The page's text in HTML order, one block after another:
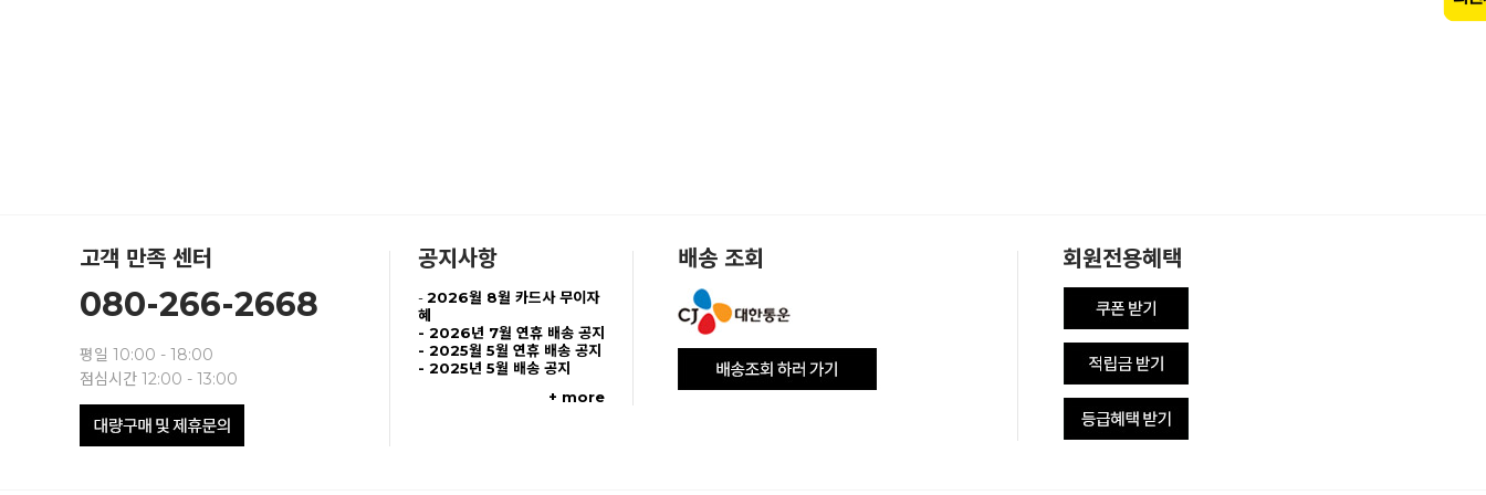
고객 만족 센터
080-266-2668
평일 10:00 - 18:00
점심시간 12:00 - 13:00
공지사항
-2026월 8월 카드사 무이자
혜
- 2026년 7월 연휴 배송 공지
- 2025월 5월 연휴 배송 공지
- 2025년 5월 배송 공지
+ more
배송 조회 회원전용혜택